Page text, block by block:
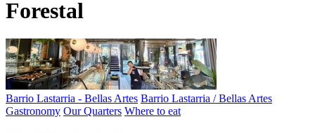
Forestal
Barrio Lastarria - Bellas Artes Barrio Lastarria / Bellas Artes
Gastronomy Our Quarters Where to eat